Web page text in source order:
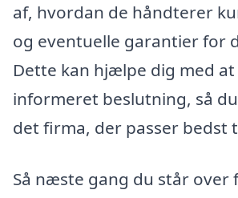
af, hvordan de håndterer
og eventuelle garantier for
Dette kan hjælpe dig med
informeret beslutning, så
det firma, der passer bedst
Så næste gang du står over